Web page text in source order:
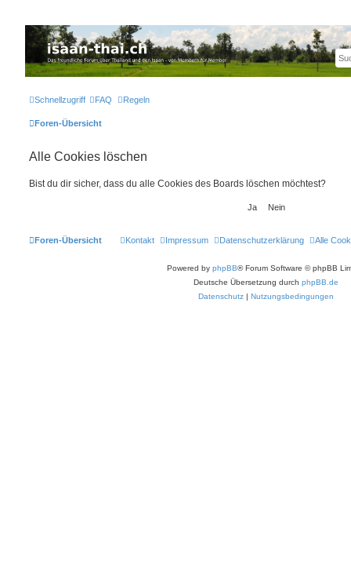
Thailand & Isaan Forum - isaan-thai.ch
Das freundliche Forum über Thailand und den Isaan - von Membern für Member
Schnellzugriff FAQ Regeln
Foren-Übersicht
Alle Cookies löschen
Bist du dir sicher, dass du alle Cookies des Boards löschen möchtest?
Foren-Übersicht Alle
Datenschutzerklärung
Impressum
Kontakt
Powered by phpBB® Forum Software © phpBB
Deutsche Übersetzung durch phpBB.de
Datenschutz | Nutzungsbedingungen